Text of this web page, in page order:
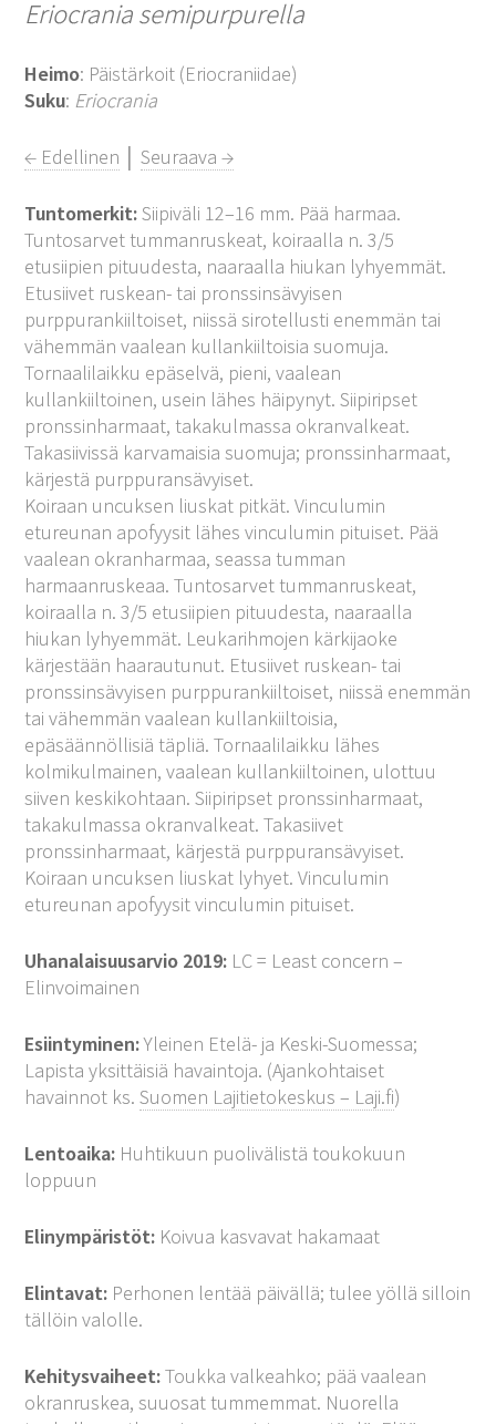
Eriocrania semipurpurella
Heimo: Päistärkoit (Eriocraniidae)
Suku: Eriocrania
← Edellinen │Seuraava →
Tuntomerkit:Siipiväli 12–16 mm. Pää harmaa.
Tuntosarvet tummanruskeat, koiraalla n. 3/5
etusiipien pituudesta, naaraalla hiukan lyhyemmät.
Etusiivet ruskean- tai pronssinsävyisen
purppurankiiltoiset, niissä sirotellusti enemmän tai
vähemmän vaalean kullankiiltoisia suomuja.
Tornaalilaikku epäselvä, pieni, vaalean
kullankiiltoinen, usein lähes häipynyt. Siipiripset
pronssinharmaat, takakulmassa okranvalkeat.
Takasiivissä karvamaisia suomuja; pronssinharmaat,
kärjestä purppuransävyiset.
Koiraan uncuksen liuskat pitkät. Vinculumin
etureunan apofyysit lähes vinculumin pituiset. Pää
vaalean okranharmaa, seassa tumman
harmaanruskeaa. Tuntosarvet tummanruskeat,
koiraalla n. 3/5 etusiipien pituudesta, naaraalla
hiukan lyhyemmät. Leukarihmojen kärkijaoke
kärjestään haarautunut. Etusiivet ruskean- tai
pronssinsävyisen purppurankiiltoiset, niissä enemmän
tai vähemmän vaalean kullankiiltoisia,
epäsäännöllisiä täpliä. Tornaalilaikku lähes
kolmikulmainen, vaalean kullankiiltoinen, ulottuu
siiven keskikohtaan. Siipiripset pronssinharmaat,
takakulmassa okranvalkeat. Takasiivet
pronssinharmaat, kärjestä purppuransävyiset.
Koiraan uncuksen liuskat lyhyet. Vinculumin
etureunan apofyysit vinculumin pituiset.
Uhanalaisuusarvio 2019: LC = Least concern –
Elinvoimainen
Esiintyminen:Yleinen Etelä- ja Keski-Suomessa;
Lapista yksittäisiä havaintoja. (Ajankohtaiset
havainnot ks.Suomen Lajitietokeskus – Laji.fi)
Lentoaika: Huhtikuun puolivälistä toukokuun
loppuun
Elinympäristöt: Koivua kasvavat hakamaat
Elintavat: Perhonen lentää päivällä; tulee yöllä silloin
tällöin valolle.
Kehitysvaiheet:Toukka valkeahko; pää vaalean
okranruskea, suuosat tummemmat. Nuorella